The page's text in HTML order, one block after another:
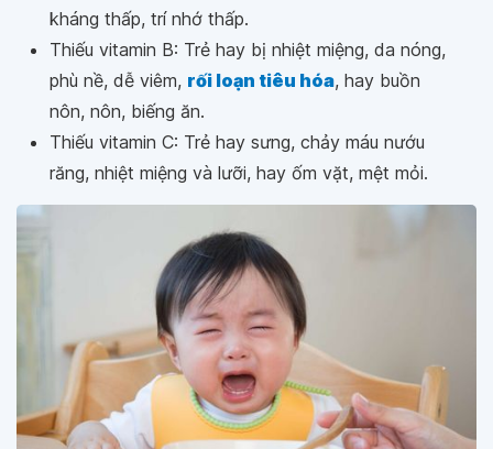
kháng thấp, trí nhớ thấp.
Thiếu vitamin B: Trẻ hay bị nhiệt miệng, da nóng,
phù nề, dễ viêm, rối loạn tiêu hóa, hay buồn
nôn, nôn, biếng ăn.
Thiếu vitamin C: Trẻ hay sưng, chảy máu nướu
răng, nhiệt miệng và lưỡi, hay ốm vặt, mệt mỏi.